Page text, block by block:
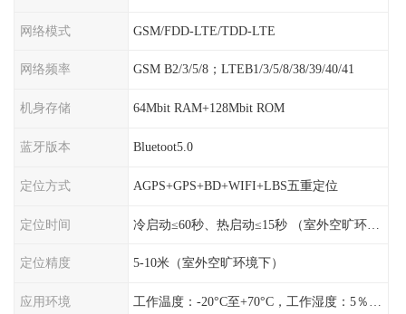
网络模式 GSM/FDD-LTE/TDD-LTE
网络频率 GSM B2/3/5/8；LTEB1/3/5/8/38/39/40/41
机身存储 64Mbit RAM+128Mbit ROM
蓝牙版本 Bluetoot5.0
定位方式 AGPS+GPS+BD+WIFI+LBS五重定位
定位时间
定位精度 5-10米（室外空旷环境下）
应用环境 工作温度：-20°C至+70°C，工作湿度：5％〜95％RH